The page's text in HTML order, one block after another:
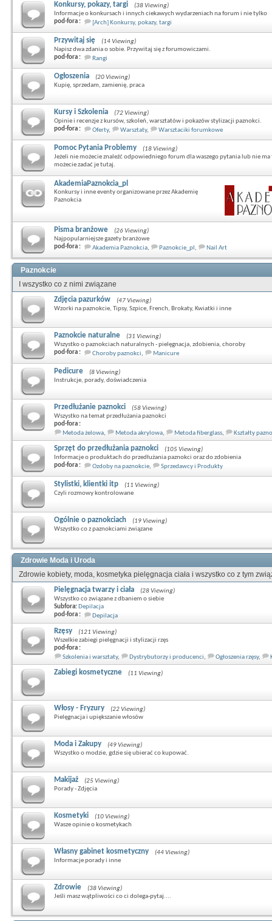
Konkursy, pokazy, targi
(38 Viewing)
Informacje o konkursach i innych ciekawych wydarzeniach na forum i nie tylko
pod-fora :
[Arch] Konkursy, pokazy, targi
Przywitaj się
(14 Viewing)
Napisz dwa zdania o sobie. Przywitaj się z forumowiczami.
pod-fora :
Rangi
Ogłoszenia
(20 Viewing)
Kupię, sprzedam, zamienię, praca
Kursy i Szkolenia
(72 Viewing)
Opinie i recenzje z kursów, szkoleń, warsztatów i pokazów stylizacji paznokci.
pod-fora :
Oferty, Warsztaty, Warsztaciki forumkowe
Pomoc Pytania Problemy
(18 Viewing)
Jeżeli nie możecie znaleźć odpowiedniego forum dla waszego pytania lub nie ma
możecie zadać je tutaj.
AkademiaPaznokcia_pl
Konkursy i inne eventy organizowane przez Akademię
Paznokcia
Pisma branżowe
(26 Viewing)
Najpopularniejsze gazety branżowe
pod-fora :
Akademia Paznokcia, Paznokcie_pl , Nail Art
Paznokcie
I wszystko co z nimi związane
Zdjęcia pazurków
(47 Viewing)
Wzorki na paznokcie, Tipsy, Szpice, French, Brokaty, Kwiatki i inne
Paznokcie naturalne
(31 Viewing)
Wszystko o paznokciach naturalnych - pielęgnacja, zdobienia, choroby
pod-fora :
Choroby paznokci, Manicure
Pedicure
(8 Viewing)
Instrukcje, porady, doświadczenia
Przedłużanie paznokci
(58 Viewing)
Wszystko na temat przedłużania paznokci
pod-fora :
Metoda żelowa, Metoda akrylowa, Metoda fiberglass, Kształty
Sprzęt do przedłużania paznokci
(105 Viewing)
Informacje o produktach do przedłużania paznokci oraz do zdobienia
pod-fora :
Ozdoby na paznokcie, Sprzedawcy i Produkty
Stylistki, klientki itp
(11 Viewing)
Czyli rozmowy kontrolowane
Ogólnie o paznokciach
(19 Viewing)
Wszystko co z paznokciami związane
Zdrowie Moda i Uroda
Zdrowie kobiety, moda, kosmetyka pielęgnacja ciała i wszystko co z tym
Pielęgnacja twarzy i ciała
(28 Viewing)
Wszystko co związane z dbaniem o siebie
Subfora: Depilacja
pod-fora :
Depilacja
Rzęsy
(121 Viewing)
Wszelkie zabiegi pielęgnacji i stylizacji rzęs
pod-fora :
Szkolenia i warsztaty, Dystrybutorzy i producenci, Ogłoszenia rzęsy,
Zabiegi kosmetyczne (11 Viewing)
Włosy - Fryzury
(22 Viewing)
Pielęgnacja i upiększanie włosów
Moda i Zakupy
(49 Viewing)
Wszystko o modzie, gdzie się ubierać co kupować.
Makijaż
(25 Viewing)
Porady - Zdjęcia
Kosmetyki
(10 Viewing)
Wasze opinie o kosmetykach
Własny gabinet kosmetyczny
(44 Viewing)
Informacje porady i inne
Zdrowie
(38 Viewing)
Jeśli masz wątpliwości co ci dolega-pytaj....